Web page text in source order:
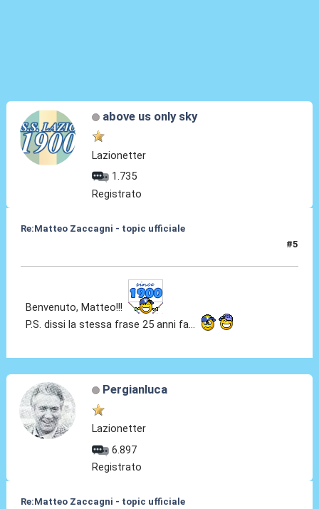
above us only sky
Lazionetter
1.735
Registrato
Re:Matteo Zaccagni - topic ufficiale
#5
Benvenuto, Matteo!!!
P.S. dissi la stessa frase 25 anni fa...
Pergianluca
Lazionetter
6.897
Registrato
Re:Matteo Zaccagni - topic ufficiale